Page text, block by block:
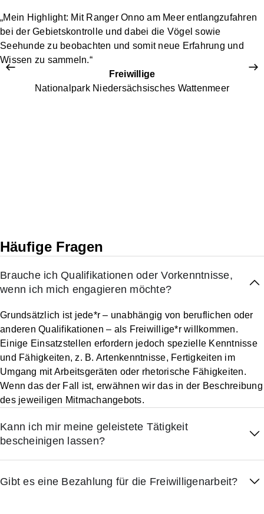
„Mein Highlight: Mit Ranger Onno am Meer entlangzufahren
bei der Gebietskontrolle und dabei die Vögel sowie
Seehunde zu beobachten und somit neue Erfahrung und
Wissen zu sammeln.“
Freiwillige
Nationalpark Niedersächsisches Wattenmeer
Häufige Fragen
Brauche ich Qualifikationen oder Vorkenntnisse,
wenn ich mich engagieren möchte?
Grundsätzlich ist jede*r – unabhängig von beruflichen oder
anderen Qualifikationen – als Freiwillige*r willkommen.
Einige Einsatzstellen erfordern jedoch spezielle Kenntnisse
und Fähigkeiten, z. B. Artenkenntnisse, Fertigkeiten im
Umgang mit Arbeitsgeräten oder rhetorische Fähigkeiten.
Wenn das der Fall ist, erwähnen wir das in der Beschreibung
des jeweiligen Mitmachangebots.
Kann ich mir meine geleistete Tätigkeit
bescheinigen lassen?
Gibt es eine Bezahlung für die Freiwilligenarbeit?